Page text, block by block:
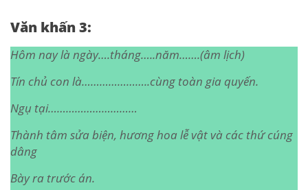
Văn khấn 3:
Hôm nay là ngày….tháng…..năm…….(âm lịch)
Tín chủ con là…………………..cùng toàn gia quyến.
Ngụ tại…………………………
Thành tâm sửa biện, hương hoa lễ vật và các thứ cúng
dâng
Bày ra trước án.